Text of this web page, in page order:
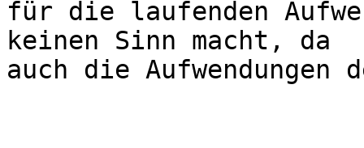
für die laufenden
keinen Sinn macht, da
auch die